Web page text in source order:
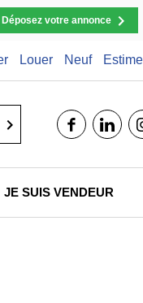
Déposez votre annonce
Louer Neuf
JE SUIS VENDEUR